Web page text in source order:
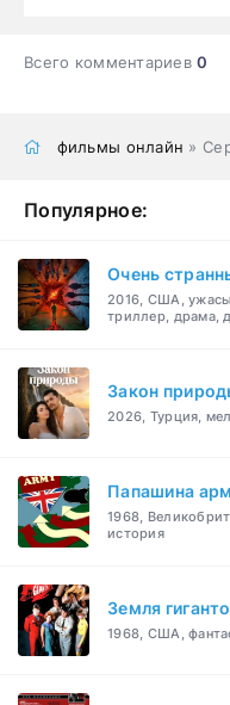
Всего комментариев0
фильмы онлайн »
Популярное:
Очень
2016, США,
триллер, драма,
Закон
2026, Турция,
Папашина
1968,
история
Земля
1968, США,